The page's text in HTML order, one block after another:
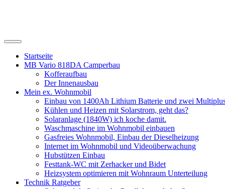
Suchfeld
ein-/ausblenden
Startseite
MB Vario 818DA Camperbau
Kofferaufbau
Der Innenausbau
Mein ex. Wohnmobil
Einbau von 1400Ah Lithium Batterie und zwei
Kühlen und Heizen mit Solarstrom, geht das?
Solaranlage (1840W) ich koche damit.
Waschmaschine im Wohnmobil einbauen
Gasfreies Wohnmobil, Einbau der Dieselheizung
Internet im Wohnmobil und Videoüberwachung
Hubstützen Einbau
Festtank-WC mit Zerhacker und Bidet
Heizsystem optimieren mit Wohnraum Unterteilung
Technik Ratgeber